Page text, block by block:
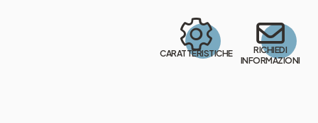
CARATTERISTICHE
RICHIEDI
INFORMAZIONI